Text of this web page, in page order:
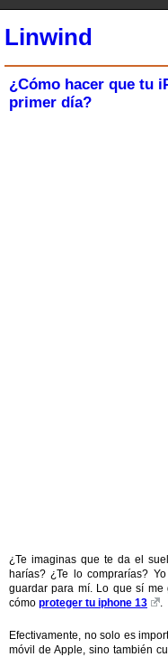
Linwind
¿Cómo hacer que tu
primer día?
¿Te imaginas que te da el
harías? ¿Te lo comprarías?
guardar para mí. Lo que sí me
cómo proteger tu iphone 13 .
Efectivamente, no solo es
móvil de Apple, sino también